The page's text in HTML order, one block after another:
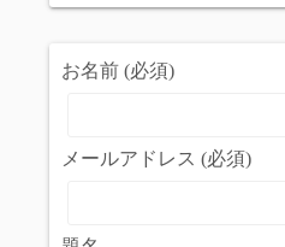
お名前 (必須)
メールアドレス (必須)